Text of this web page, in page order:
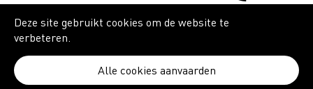
Deze site gebruikt cookies om de website te
verbeteren.
Alle cookies aanvaarden